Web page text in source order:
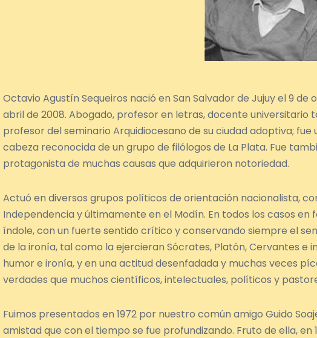
Octavio Agustín Sequeiros nació en San Salvador de Jujuy el 9 de
abril de 2008. Abogado, profesor en letras, docente
profesor del seminario Arquidiocesano de su ciudad adoptiva;
cabeza reconocida de un grupo de filólogos de La Plata. Fue
protagonista de muchas causas que adquirieron notoriedad.
Actuó en diversos grupos políticos de orientación nacionalista,
Independencia y últimamente en el Modín. En todos los casos
índole, con un fuerte sentido crítico y conservando siempre el
de la ironía, tal como la ejercieran Sócrates, Platón, Cervantes e
humor e ironía, y en una actitud desenfadada y muchas veces
verdades que muchos científicos, intelectuales, políticos y
Fuimos presentados en 1972 por nuestro común amigo Guido
amistad que con el tiempo se fue profundizando. Fruto de ella, en